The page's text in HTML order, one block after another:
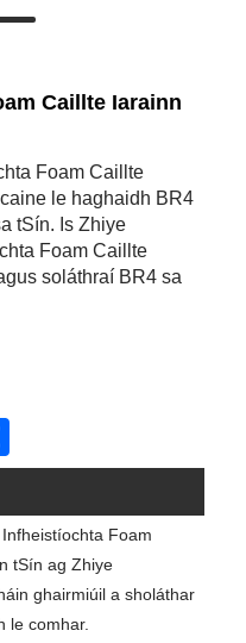
Caillte Iarainn
Foam Caillte
le haghaidh BR4
tSín. Is Zhiye
Foam Caillte
soláthraí BR4 sa
Foam
tSín ag Zhiye
ghairmiúil a sholáthar
le comhar.